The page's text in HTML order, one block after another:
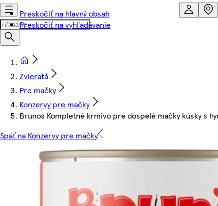
Preskočiť na hlavný obsah
Preskočiť na vyhľadávanie
Zvieratá
Pre mačky
Konzervy pre mačky
Brunos Kompletné krmivo pre dospelé mačky kúsky s
Späť na Konzervy pre mačky